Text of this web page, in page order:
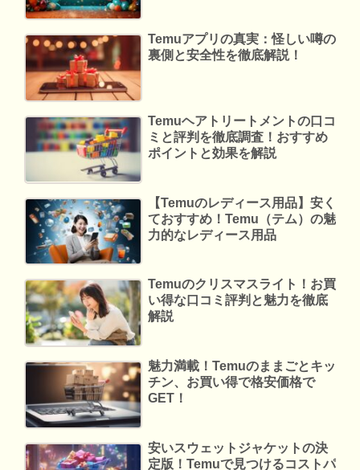
Temuアプリの真実：怪しい噂の
裏側と安全性を徹底解説！
Temuヘアトリートメントの口コ
ミと評判を徹底調査！おすすめ
ポイントと効果を解説
【Temuのレディース用品】安く
ておすすめ！Temu（テム）の魅
力的なレディース用品
Temuのクリスマスライト！お買
い得な口コミ評判と魅力を徹底
解説
魅力満載！Temuのままごとキッ
チン、お買い得で格安価格で
GET！
安いスウェットジャケットの決
定版！Temuで見つけるコストパ